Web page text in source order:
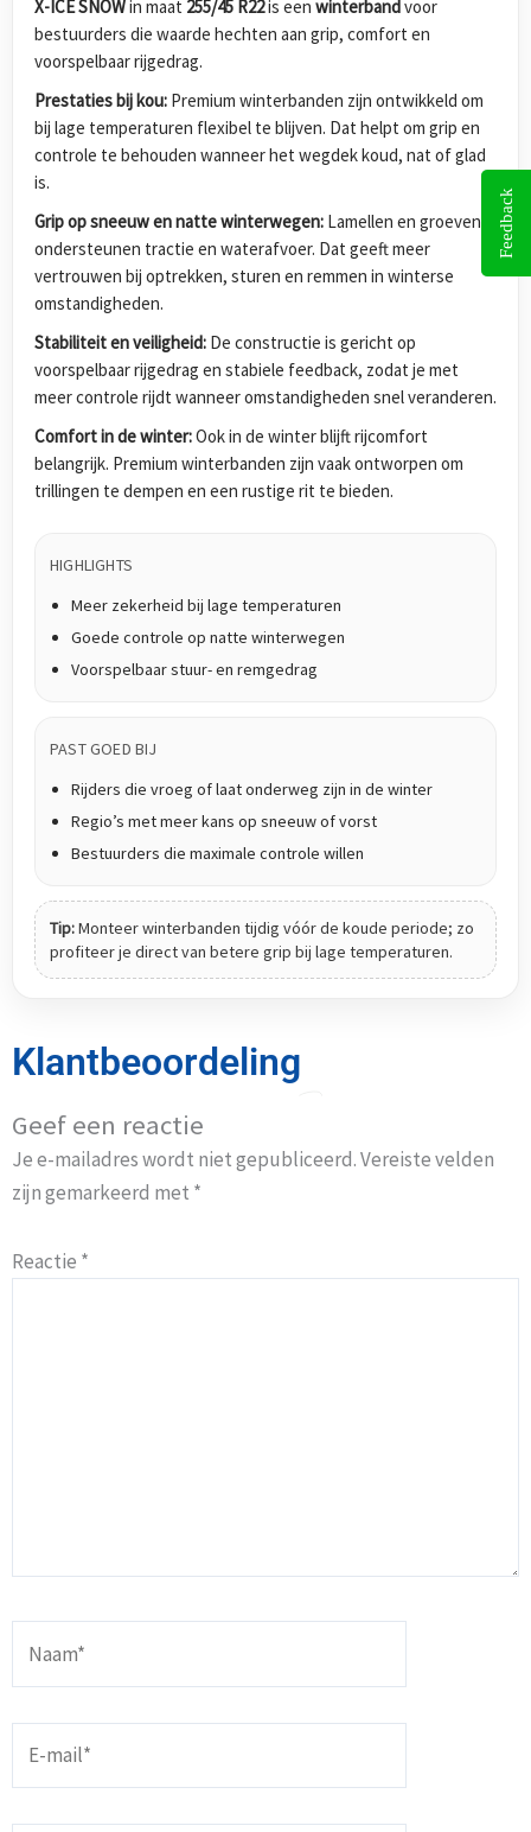
X-ICE SNOWin maat 255/45 R22is een winterband voor
bestuurders die waarde hechten aan grip, comfort en
voorspelbaar rijgedrag.
Prestaties bij kou: Premium winterbanden zijn ontwikkeld om
bij lage temperaturen flexibel te blijven. Dat helpt om grip en
controle te behouden wanneer het wegdek koud, nat of glad
is.
Grip op sneeuw en natte winterwegen: Lamellen en groeven
ondersteunen tractie en waterafvoer. Dat geeft meer
vertrouwen bij optrekken, sturen en remmen in winterse
omstandigheden.
Stabiliteit en veiligheid: De constructie is gericht op
voorspelbaar rijgedrag en stabiele feedback, zodat je met
meer controle rijdt wanneer omstandigheden snel veranderen.
Comfort in de winter:Ook in de winter blijft rijcomfort
belangrijk. Premium winterbanden zijn vaak ontworpen om
trillingen te dempen en een rustige rit te bieden.
HIGHLIGHTS
Meer zekerheid bij lage temperaturen
Goede controle op natte winterwegen
Voorspelbaar stuur- en remgedrag
PAST GOED BIJ
Rijders die vroeg of laat onderweg zijn in de winter
Regio’s met meer kans op sneeuw of vorst
Bestuurders die maximale controle willen
Tip:Monteer winterbanden tijdig vóór de koude periode; zo
profiteer je direct van betere grip bij lage temperaturen.
Klantbeoordeling
Geef een reactie
Je e-mailadres wordt niet gepubliceerd.Vereiste velden
zijn gemarkeerd met *
Reactie *
Feedback